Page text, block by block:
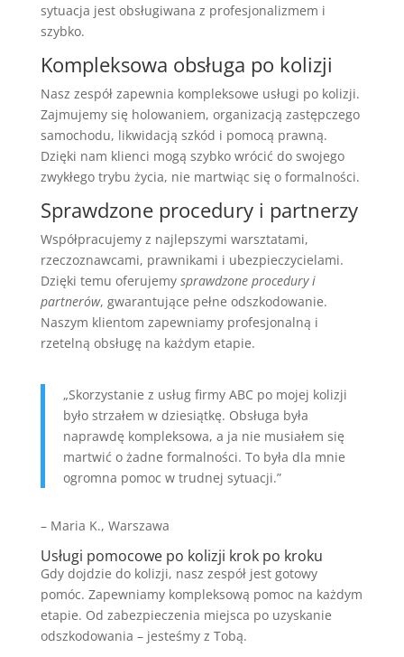
sytuacja jest obsługiwana z profesjonalizmem i
szybko.
Kompleksowa obsługa po kolizji
Nasz zespół zapewnia kompleksowe usługi po kolizji.
Zajmujemy się holowaniem, organizacją zastępczego
samochodu, likwidacją szkód i pomocą prawną.
Dzięki nam klienci mogą szybko wrócić do swojego
zwykłego trybu życia, nie martwiąc się o formalności.
Sprawdzone procedury i partnerzy
Współpracujemy z najlepszymi warsztatami,
rzeczoznawcami, prawnikami i ubezpieczycielami.
Dzięki temu oferujemy sprawdzone procedury i
partnerów, gwarantujące pełne odszkodowanie.
Naszym klientom zapewniamy profesjonalną i
rzetelną obsługę na każdym etapie.
„Skorzystanie z usług firmy ABC po mojej kolizji
było strzałem w dziesiątkę. Obsługa była
naprawdę kompleksowa, a ja nie musiałem się
martwić o żadne formalności. To była dla mnie
ogromna pomoc w trudnej sytuacji.”
– Maria K., Warszawa
Usługi pomocowe po kolizji krok po kroku
Gdy dojdzie do kolizji, nasz zespół jest gotowy
pomóc. Zapewniamy kompleksową pomoc na każdym
etapie. Od zabezpieczenia miejsca po uzyskanie
odszkodowania – jesteśmy z Tobą.